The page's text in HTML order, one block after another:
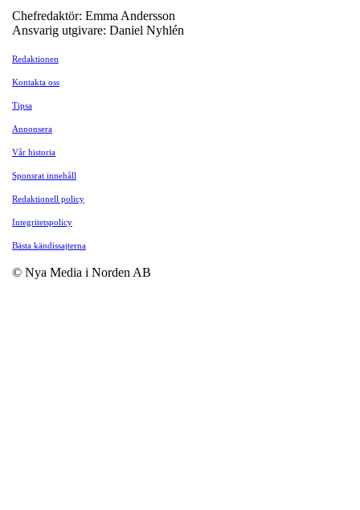
Chefredaktör: Emma Andersson
Ansvarig utgivare: Daniel Nyhlén
Redaktionen
Kontakta oss
Tipsa
Annonsera
Vår historia
Sponsrat innehåll
Redaktionell policy
Integritetspolicy
Bästa kändissajterna
© Nya Media i Norden AB